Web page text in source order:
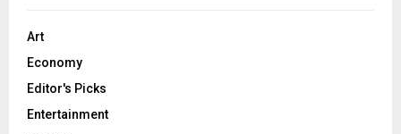
Art
Economy
Editor's Picks
Entertainment